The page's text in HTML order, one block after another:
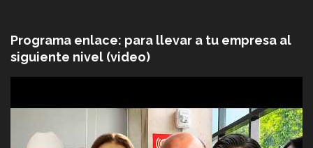
Programa enlace: para llevar a tu empresa al
siguiente nivel (video)